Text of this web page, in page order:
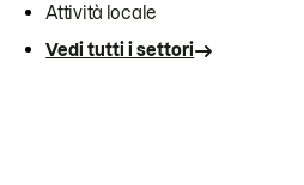
Attività locale
Vedi tutti i settori